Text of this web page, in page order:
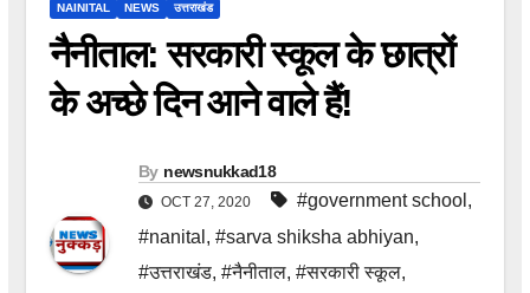
NAINITAL NEWS उत्तराखंड
नैनीताल: सरकारी स्कूल के छात्रों
के अच्छे दिन आने वाले हैं!
By newsnukkad18
OCT 27, 2020 #government school ,
#nanital , #sarva shiksha abhiyan,
#उत्तराखंड, #नैनीताल, #सरकारी स्कूल,